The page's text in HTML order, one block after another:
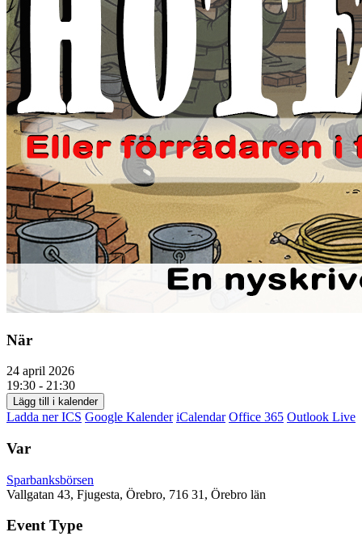
När
24 april 2026
19:30 - 21:30
Lägg till i kalender
Ladda ner ICS Google Kalender iCalendar Office 365 Outlook Live
Var
Sparbanksbörsen
Vallgatan 43, Fjugesta, Örebro, 716 31, Örebro län
Event Type